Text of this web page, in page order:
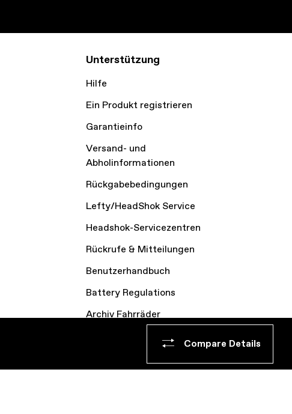
Compare Details
Unterstützung
Hilfe
Ein Produkt registrieren
Garantieinfo
Versand- und
Abholinformationen
Rückgabebedingungen
Lefty/HeadShok Service
Headshok-Servicezentren
Rückrufe & Mitteilungen
Benutzerhandbuch
Battery Regulations
Archiv Fahrräder